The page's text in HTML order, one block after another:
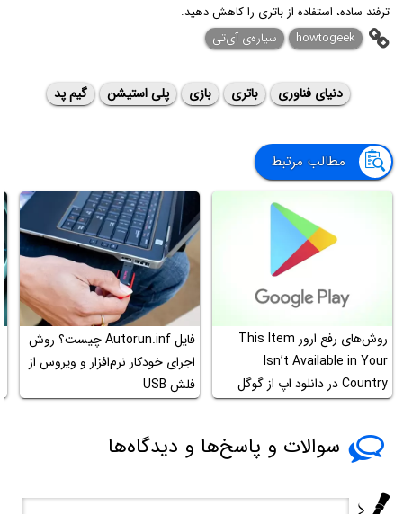
ترفند ساده، استفاده از باتری را کاهش دهید.
howtogeek
سیاره‌ی آی‌تی
دنیای فناوری باتری بازی پلی استیشن گیم پد
مطالب مرتبط
روش‌های رفع ارور This Item
Isn’t Available in Your
Country در دانلود اپ از گوگل
پلی
فایل Autorun.inf چیست؟ روش
اجرای خودکار نرم‌افزار و ویروس از
فلش USB
سوالات و پاسخ‌ها و دیدگاه‌ها